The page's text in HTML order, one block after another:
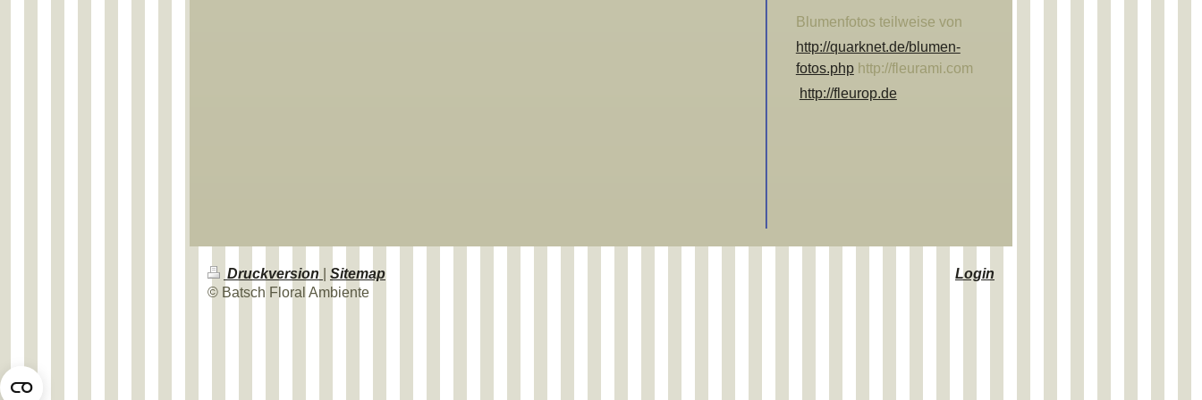
Blumenfotos teilweise von
http://quarknet.de/blumen-
fotos.phphttp://fleurami.com
http://fleurop.de
Druckversion
Sitemap
© Batsch Floral Ambiente
Login